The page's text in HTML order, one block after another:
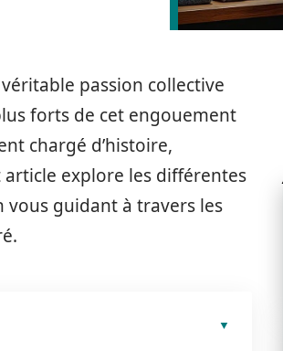
passion collective
forts de cet engouement
chargé d’histoire,
explore les différentes
vous guidant à travers les